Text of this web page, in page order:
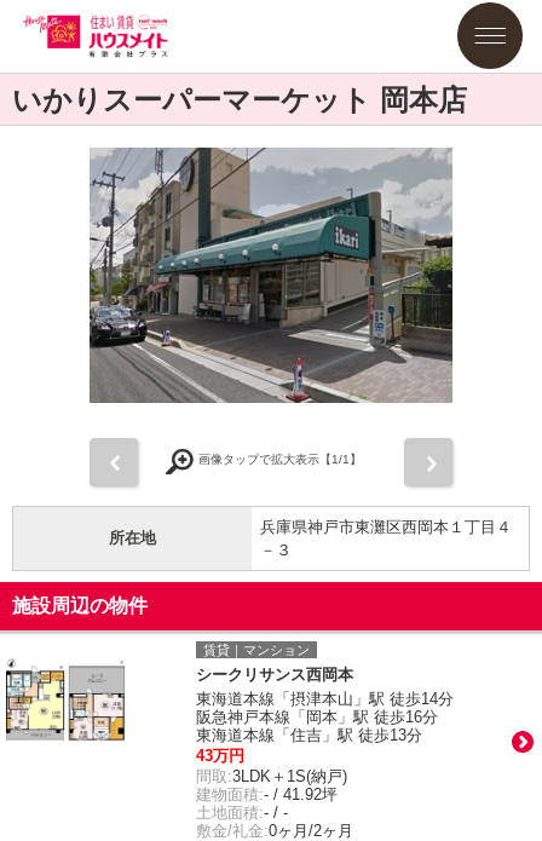
いかりスーパーマーケット 岡本店
画像タップで拡大表示【1/1】
所在地
兵庫県神戸市東灘区西岡本１丁目４
－３
施設周辺の物件
賃貸｜マンション
シークリサンス西岡本
東海道本線「摂津本山」駅 徒歩14分
阪急神戸本線「岡本」駅 徒歩16分
東海道本線「住吉」駅 徒歩13分
43万円
間取:3LDK＋1S(納戸)
建物面積:- / 41.92坪
土地面積:- / -
敷金/礼金:0ヶ月/2ヶ月